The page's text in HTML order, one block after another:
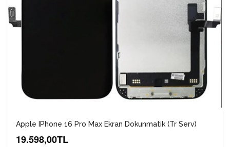
Apple IPhone 16 Pro Max Ekran Dokunmatik (Tr Serv)
19.598,00TL